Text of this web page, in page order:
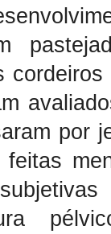
por